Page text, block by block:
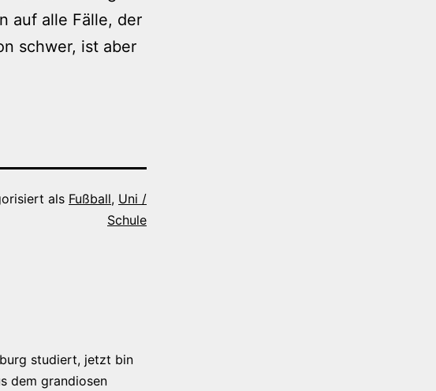
auf alle Fälle, der
schwer, ist aber
als Fußball, Uni /
Schule
studiert, jetzt bin
dem grandiosen